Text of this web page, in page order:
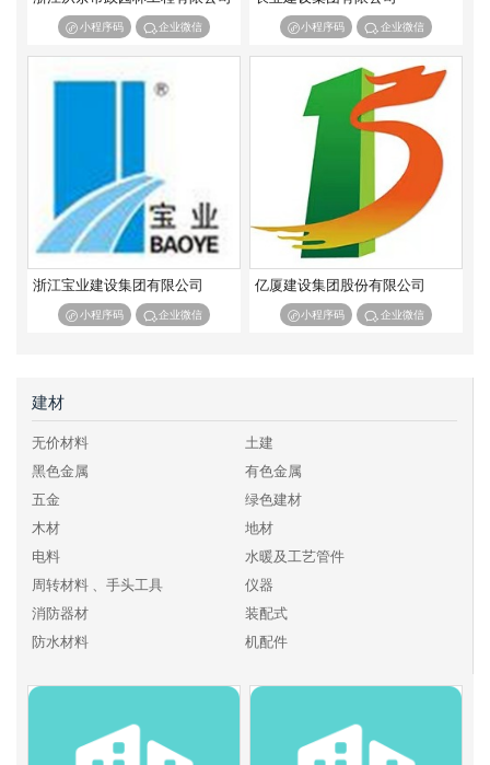
冶金工程施工总承包二级
冶金工程施工总承包三级
石油化工工程施工总承包特级
石油化工工程施工总承包一级
石油化工工程施工总承包三级
通信工程施工总承包一级
通信工程施工总承包二级
机电工程施工总承包一级
机电工程施工总承包三级
小程序码 企业微信 小程序码 企业微信
浙江宝业建设集团有限公司
小程序码 企业微信
亿厦建设集团股份有限公司
小程序码 企业微信
建材
无价材料
土建
黑色金属
有色金属
五金
绿色建材
木材
地材
电料
水暖及工艺管件
周转材料 、手头工具
仪器
消防器材
装配式
防水材料
机配件